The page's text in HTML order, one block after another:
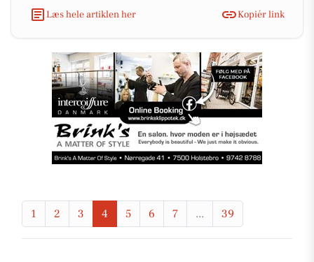
Læs hele artiklen her Kopiér link
1 2 3 4 5 6 7 ... 39